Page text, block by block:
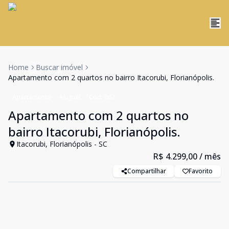
Home
Buscar imóvel
Apartamento com 2 quartos no bairro Itacorubi, Florianópolis.
Apartamento com 2 quartos no
bairro Itacorubi, Florianópolis.
Itacorubi, Florianópolis - SC
R$ 4.299,00/ mês
Compartilhar Favorito